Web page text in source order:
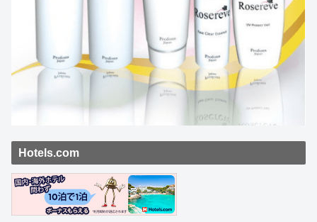
Hotels.com